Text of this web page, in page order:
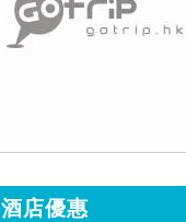
酒店優惠